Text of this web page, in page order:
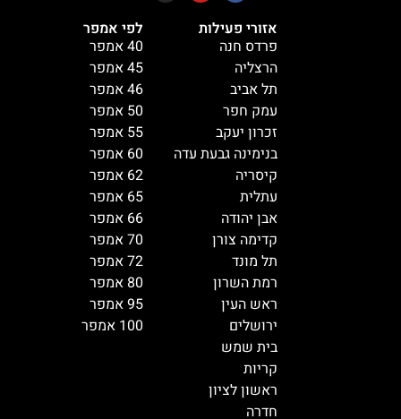
לפי אמפר
40 אמפר
45 אמפר
46 אמפר
50 אמפר
55 אמפר
60 אמפר
62 אמפר
65 אמפר
66 אמפר
70 אמפר
72 אמפר
80 אמפר
95 אמפר
100 אמפר
אזורי פעילות
פרדס חנה
הרצליה
תל אביב
עמק חפר
זכרון יעקב
בנימינה גבעת עדה
קיסריה
עתלית
אבן יהודה
קדימה צורן
תל מונד
רמת השרון
ראש העין
ירושלים
בית שמש
קריות
ראשון לציון
חדרה